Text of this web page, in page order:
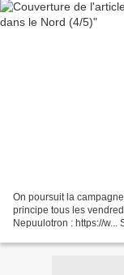
On poursuit la
principe tous les
Nepuulotron : https://w...